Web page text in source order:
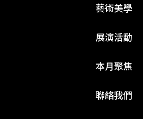
藝術美學
展演活動
本月聚焦
聯絡我們